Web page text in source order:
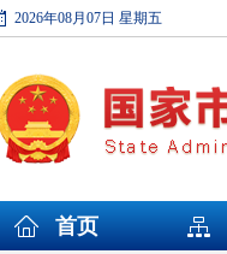
2026年08月07日 星期五
首页